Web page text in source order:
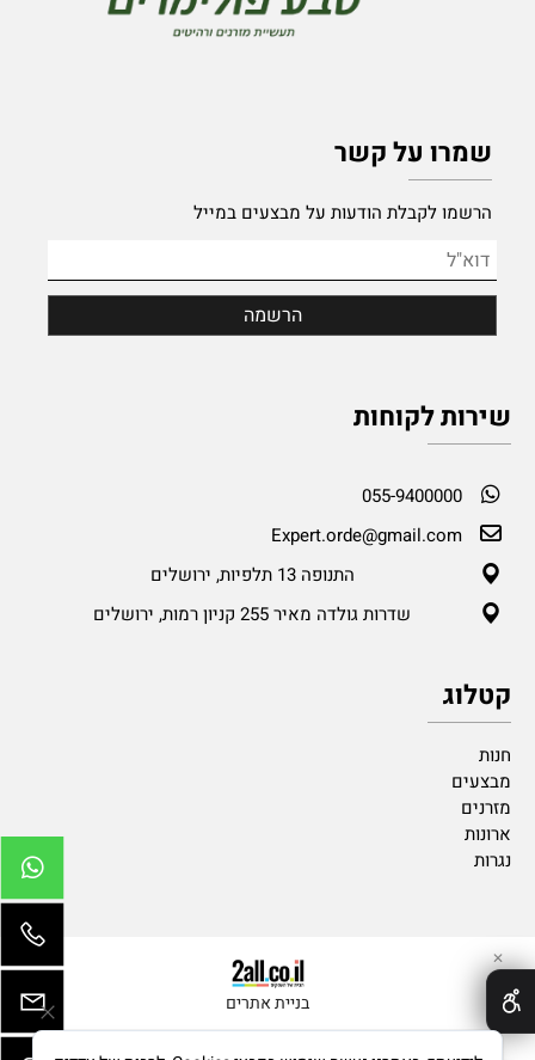
שמרו על קשר
הרשמו לקבלת הודעות על מבצעים במייל
שירות לקוחות
055-9400000
Expert.orde@gmail.com
התנופה 13 תלפיות, ירושלים
שדרות גולדה מאיר 255 קניון רמות, ירושלים
קטלוג
חנות
מבצעים
מזרנים
ארונות
נגרות
בניית אתרים
✕